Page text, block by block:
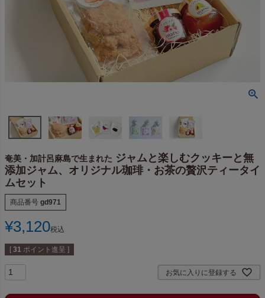
奄美・加計呂麻島で生まれた ジャムと楽しむクッキーと無
添加ジャム、オリジナル珈琲・お茶の贅沢ティータイ
ムセット
商品番号 gd971
¥3,120税込
[ 31 ポイント進呈 ]
お気に入りに登録する